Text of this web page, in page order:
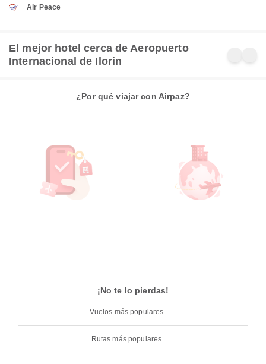
Air Peace
El mejor hotel cerca de Aeropuerto
Internacional de Ilorin
¿Por qué viajar con Airpaz?
¡No te lo pierdas!
Vuelos más populares
Rutas más populares